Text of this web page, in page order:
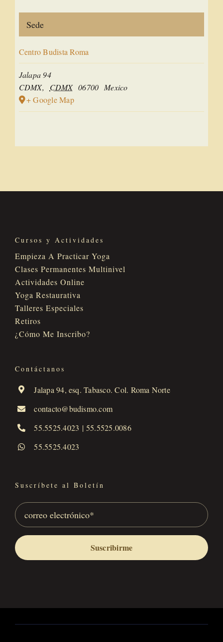
Sede
Centro Budista Roma
Jalapa 94
CDMX, CDMX 06700 Mexico
+ Google Map
Cursos y Actividades
Empieza A Practicar Yoga
Clases Permanentes Multinivel
Actividades Online
Yoga Restaurativa
Talleres Especiales
Retiros
¿Cómo Me Inscribo?
Contáctanos
Jalapa 94, esq. Tabasco. Col. Roma Norte
contacto@budismo.com
55.5525.4023 | 55.5525.0086
55.5525.4023
Suscríbete al Boletín
Suscribirme